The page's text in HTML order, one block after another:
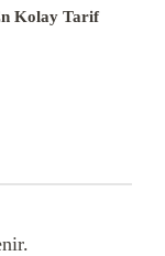
Kolay Tarif